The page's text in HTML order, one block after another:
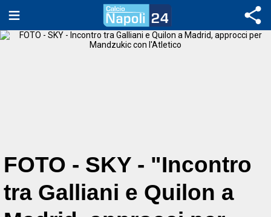
FOTO - SKY - "Incontro
tra Galliani e Quilon a